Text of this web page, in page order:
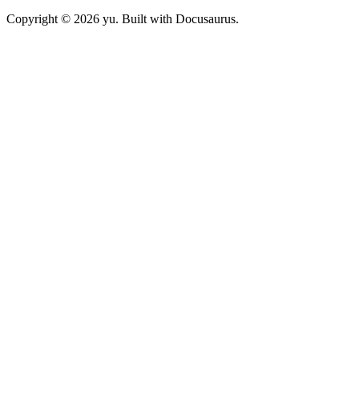
Copyright © 2026 yu. Built with Docusaurus.